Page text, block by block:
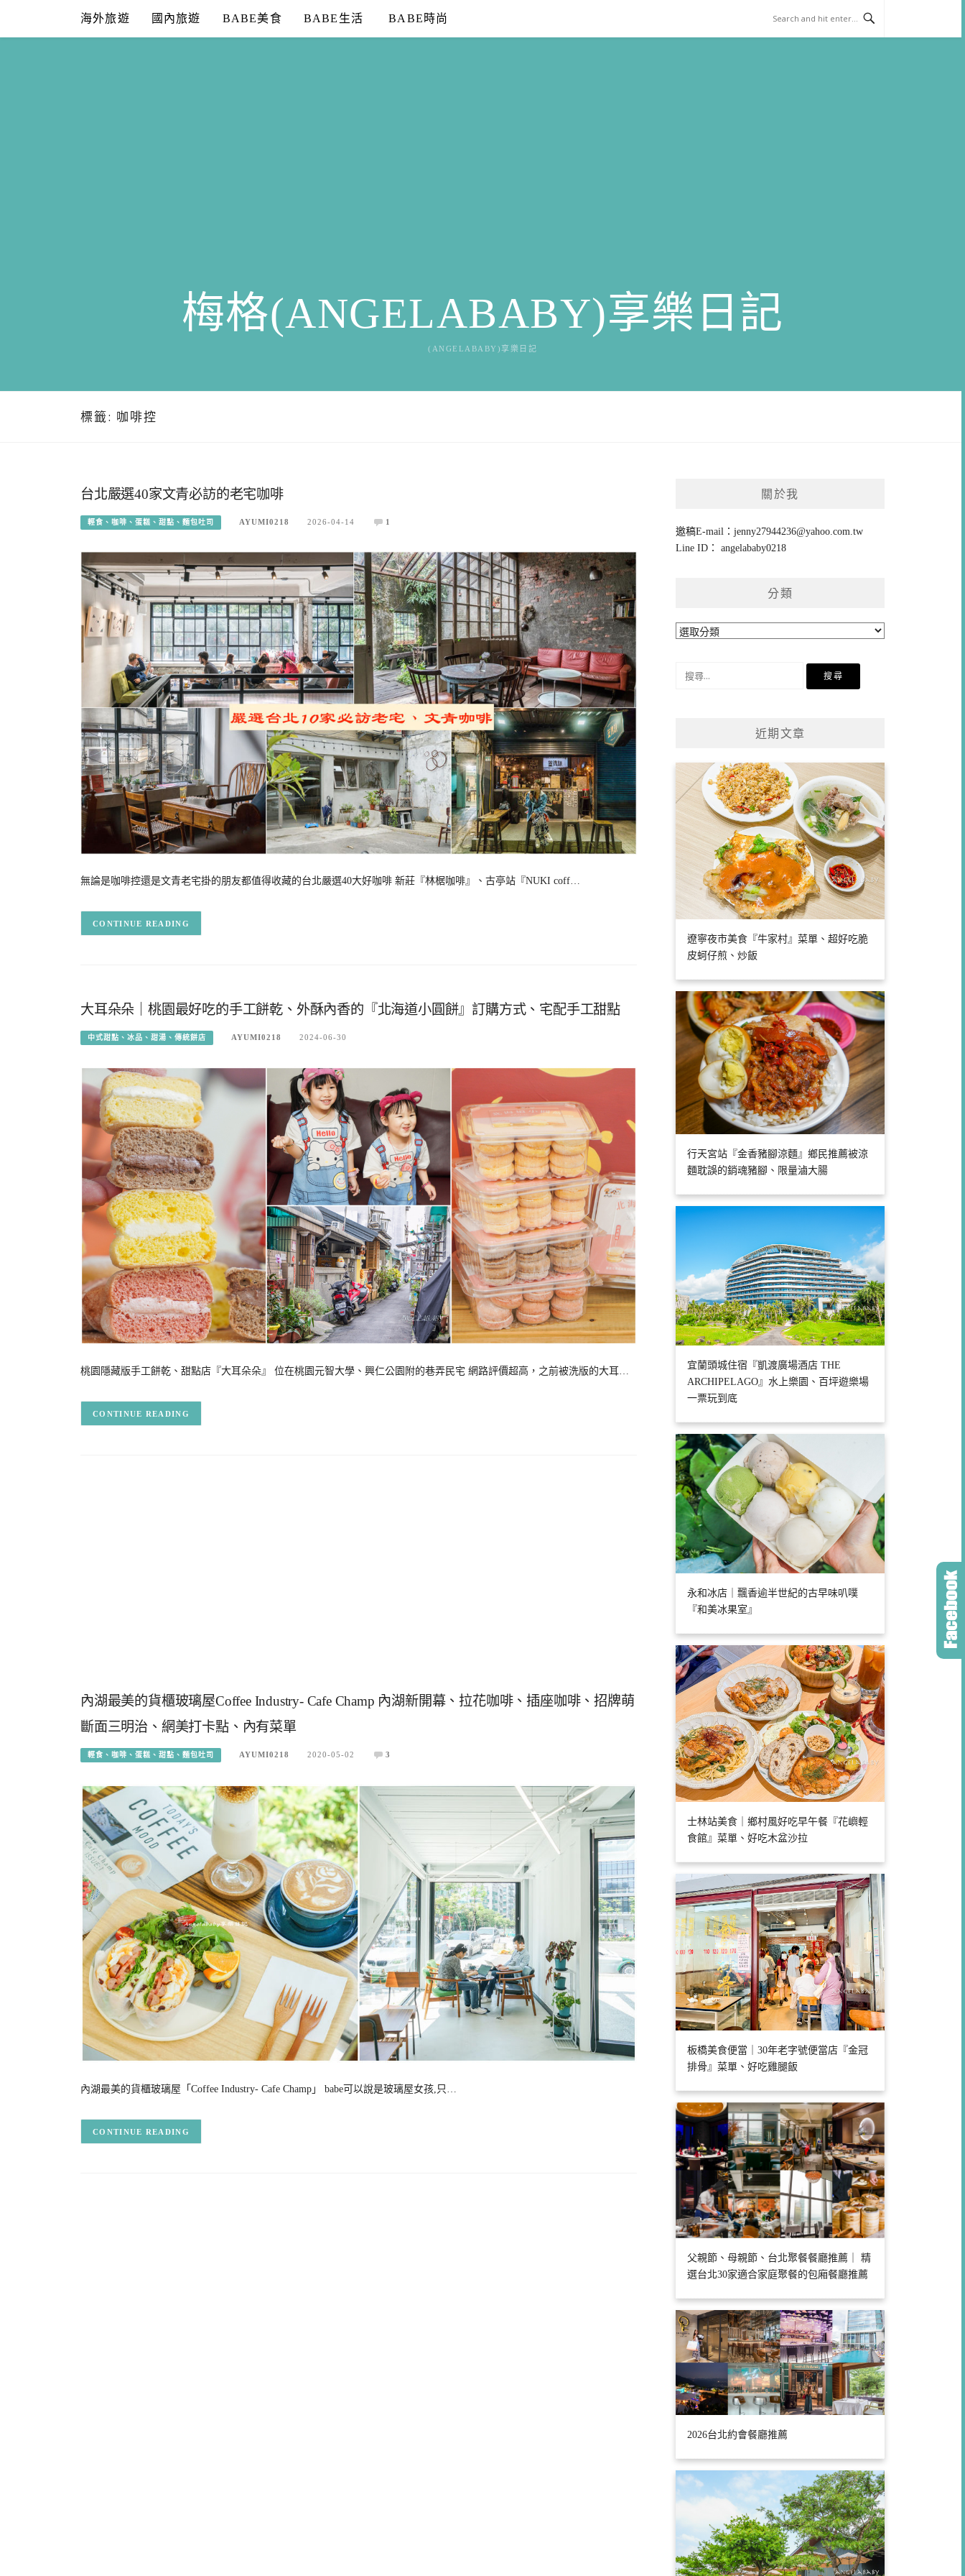
content
海外旅遊 國內旅遊 BABE美食 BABE生活 BABE時尚
梅格(ANGELABABY)享樂日記
(ANGELABABY)享樂日記
標籤: 咖啡控
台北嚴選40家文青必訪的老宅咖啡
輕食、咖啡、蛋糕、甜點、麵包吐司 AYUMI0218 2026-04-14 1
無論是咖啡控還是文青老宅掛的朋友都值得收藏的台北嚴選40大好咖啡 新莊『林椐咖啡』、古亭站『NUKI coff…
CONTINUE READING
大耳朵朵｜桃園最好吃的手工餅乾、外酥內香的『北海道小圓餅』訂購方式、宅配手工甜點
中式甜點、冰品、甜湯、傳統餅店 AYUMI0218 2024-06-30
桃園隱藏版手工餅乾、甜點店『大耳朵朵』 位在桃園元智大學、興仁公園附的巷弄民宅 網路評價超高，之前被洗版的大耳…
CONTINUE READING
內湖最美的貨櫃玻璃屋Coffee Industry- Cafe Champ 內湖新開幕、拉花咖啡、插座咖啡、招牌萌
斷面三明治、網美打卡點、內有菜單
輕食、咖啡、蛋糕、甜點、麵包吐司 AYUMI0218 2020-05-02 3
內湖最美的貨櫃玻璃屋「Coffee Industry- Cafe Champ」 babe可以說是玻璃屋女孩,只…
CONTINUE READING
關於我
邀稿E-mail：jenny27944236@yahoo.com.tw
Line ID： angelababy0218
分類
分
近期文章
遼寧夜市美食『牛家村』菜單、超好吃脆
皮蚵仔煎、炒飯
行天宮站『金香豬腳涼麵』鄉民推薦被涼
麵耽誤的銷魂豬腳、限量滷大腸
宜蘭頭城住宿『凱渡廣場酒店 THE
ARCHIPELAGO』水上樂園、百坪遊樂場
一票玩到底
永和冰店｜飄香逾半世紀的古早味叭噗
『和美冰果室』
士林站美食｜鄉村風好吃早午餐『花嶼輕
食館』菜單、好吃木盆沙拉
板橋美食便當｜30年老字號便當店『金冠
排骨』菜單、好吃雞腿飯
父親節、母親節、台北聚餐餐廳推薦｜ 精
選台北30家適合家庭聚餐的包廂餐廳推薦
2026台北約會餐廳推薦